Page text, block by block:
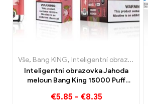
Vše, Bang KING, Inteligentní obrazovka Bang King 15000 Puff
Inteligentní obrazovka Jahoda
meloun Bang King 15000 Puff
ovoce
€5.85 - €8.35